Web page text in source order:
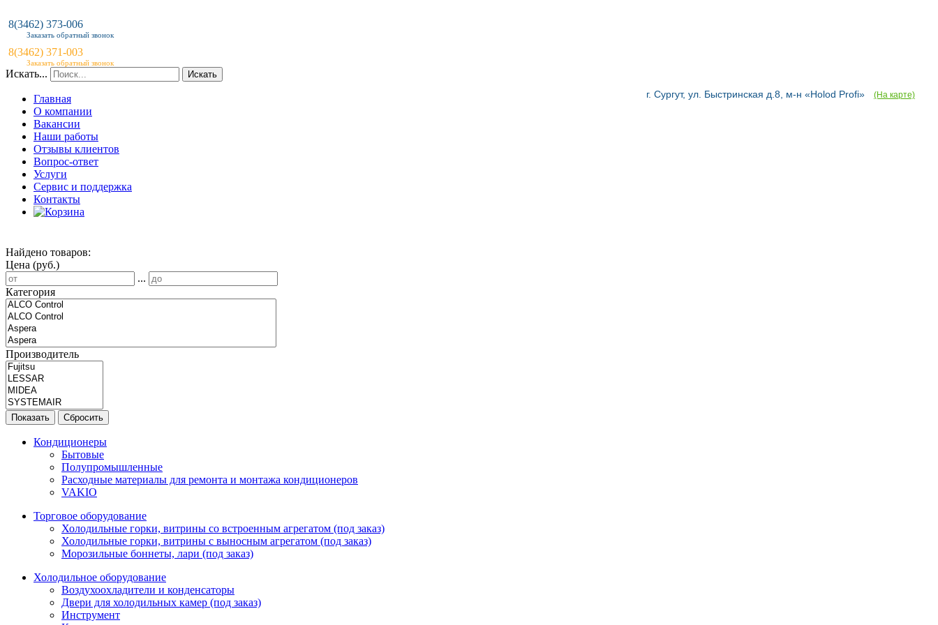
8(3462) 373-006
Заказать обратный звонок
8(3462) 371-003
Заказать обратный звонок
Искать... Искать
г. Сургут, ул. Быстринская д.8, м-н «Holod Profi»(На карте)
Главная
О компании
Вакансии
Наши работы
Отзывы клиентов
Вопрос-ответ
Услуги
Сервис и поддержка
Контакты
Найдено товаров:
Цена (руб.)
...
Категория
Производитель
Показать Сбросить
Кондиционеры
Бытовые
Полупромышленные
Расходные материалы для ремонта и монтажа кондиционеров
VAKIO
Торговое оборудование
Холодильные горки, витрины со встроенным агрегатом (под заказ)
Холодильные горки, витрины с выносным агрегатом (под заказ)
Морозильные боннеты, лари (под заказ)
Холодильное оборудование
Воздухоохладители и конденсаторы
Двери для холодильных камер (под заказ)
Инструмент